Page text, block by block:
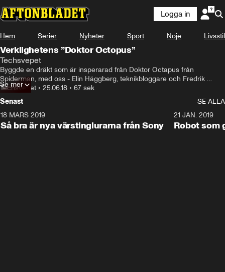
Logga in
Hem Serier Nyheter Sport Nöje Livsstil
Verklighetens ”Doktor Octopus”
Techsvepet
Byggde en dräkt som är insperarad från Doktor Octapus från
Spiderman, med oss - Elin Häggberg, teknikbloggare och Fredrik
Wass, Omvärldsbevakare Sveriges tidskrifter.
Techsvepet • 25.06.18 • 67 sek
Se mer
Senast
SE ALLA
18 MARS 2019
Så bra är nya värstinglurarna från Sony
21 JAN. 2019
Robot som